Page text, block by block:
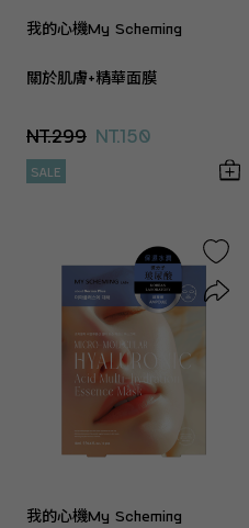
我的心機My Scheming
關於肌膚+精華面膜
NT.299 NT.150
SALE
我的心機My Scheming